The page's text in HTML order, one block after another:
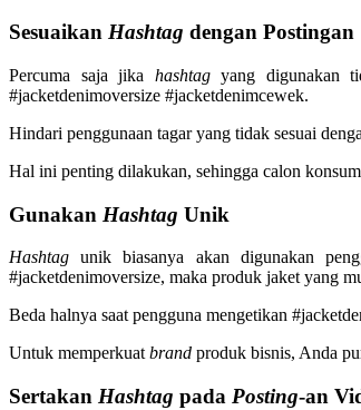
Sesuaikan Hashtag dengan Postingan
Percuma saja jika hashtagyang digunakan
#jacketdenimoversize #jacketdenimcewek.
Hindari penggunaan tagar yang tidak sesuai
Hal ini penting dilakukan, sehingga calon
Gunakan Hashtag Unik
Hashtag unik biasanya akan digunakan
#jacketdenimoversize, maka produk jaket yang
Beda halnya saat pengguna mengetikan
Untuk memperkuat brand produk bisnis, Anda
Sertakan Hashtag pada Posting-an